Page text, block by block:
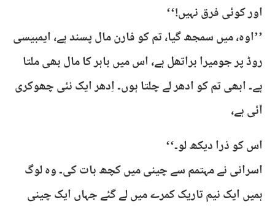
اور کوئی فرق نہیں!‘‘
’’اوہ، میں سمجھ گیا، تم کو فارن مال پسند ہے، ایمبیسی
روڈ پر جومیرا براتھل ہے، اس میں باہر کا مال بھی ملتا
ہے۔ ابھی تم کو ادھر لے چلتا ہوں۔ اِدھر ایک نئی چھوکری
آئی ہے،
اس کو ذرا دیکھ لو۔‘‘
اسرانی نے مہتمم سے چینی میں کچھ بات کی۔ وہ لوگ
ہمیں ایک نیم تاریک کمرے میں لے گئے جہاں ایک چینی